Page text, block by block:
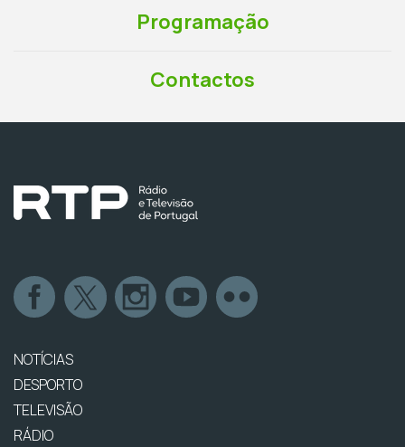
Programação
Contactos
NOTÍCIAS
DESPORTO
TELEVISÃO
RÁDIO